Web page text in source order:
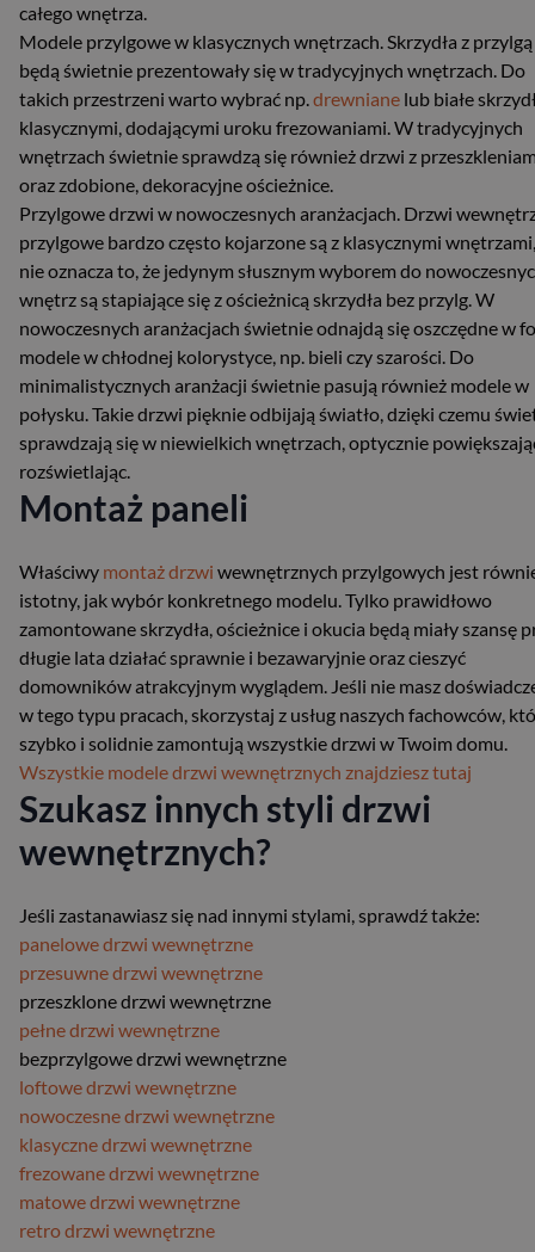
całego wnętrza.
Modele przylgowe w klasycznych wnętrzach. Skrzydła z przylgą
będą świetnie prezentowały się w tradycyjnych wnętrzach. Do
takich przestrzeni warto wybrać np.drewniane lub białe
klasycznymi, dodającymi uroku frezowaniami. W tradycyjnych
wnętrzach świetnie sprawdzą się również drzwi z
oraz zdobione, dekoracyjne ościeżnice.
Przylgowe drzwi w nowoczesnych aranżacjach. Drzwi
przylgowe bardzo często kojarzone są z klasycznymi
nie oznacza to, że jedynym słusznym wyborem do
wnętrz są stapiające się z ościeżnicą skrzydła bez przylg. W
nowoczesnych aranżacjach świetnie odnajdą się oszczędne w
modele w chłodnej kolorystyce, np. bieli czy szarości. Do
minimalistycznych aranżacji świetnie pasują również modele w
połysku. Takie drzwi pięknie odbijają światło, dzięki czemu
sprawdzają się w niewielkich wnętrzach, optycznie
rozświetlając.
Montaż paneli
Właściwy montaż drzwi wewnętrznych przylgowych jest
istotny, jak wybór konkretnego modelu. Tylko prawidłowo
zamontowane skrzydła, ościeżnice i okucia będą miały szansę
długie lata działać sprawnie i bezawaryjnie oraz cieszyć
domowników atrakcyjnym wyglądem. Jeśli nie masz
w tego typu pracach, skorzystaj z usług naszych fachowców,
szybko i solidnie zamontują wszystkie drzwi w Twoim domu.
Wszystkie modele drzwi wewnętrznych znajdziesz tutaj
Szukasz innych styli drzwi
wewnętrznych?
Jeśli zastanawiasz się nad innymi stylami, sprawdź także:
panelowe drzwi wewnętrzne
przesuwne drzwi wewnętrzne
przeszklone drzwi wewnętrzne
pełne drzwi wewnętrzne
bezprzylgowe drzwi wewnętrzne
loftowe drzwi wewnętrzne
nowoczesne drzwi wewnętrzne
klasyczne drzwi wewnętrzne
frezowane drzwi wewnętrzne
matowe drzwi wewnętrzne
retro drzwi wewnętrzne